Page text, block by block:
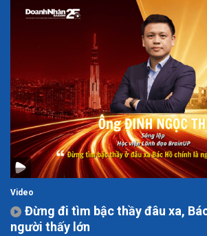
Video
Đừng đi tìm bậc thầy đâu xa,
người thấy lớn